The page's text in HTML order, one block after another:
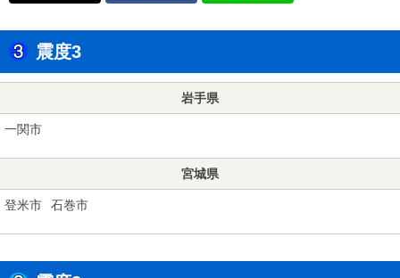
震度3
岩手県
一関市
宮城県
登米市 石巻市